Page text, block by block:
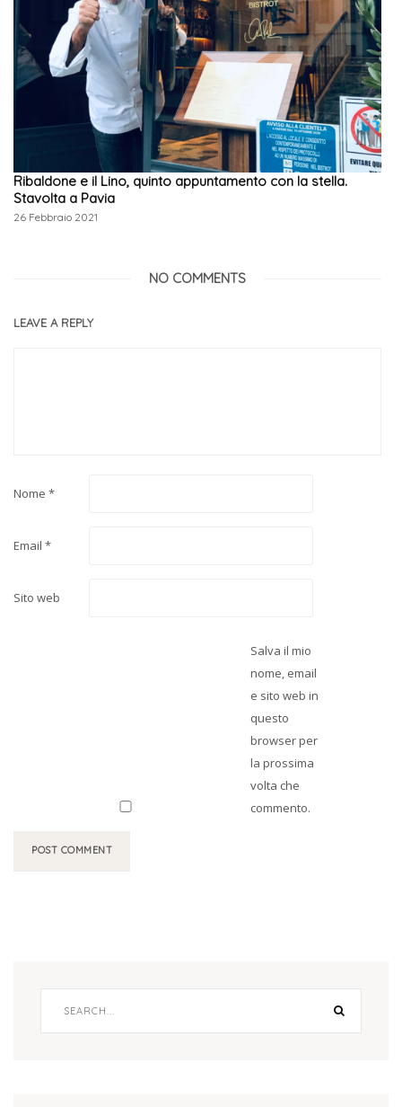
Ribaldone e il Lino, quinto appuntamento con la stella.
Stavolta a Pavia
26 Febbraio 2021
NO COMMENTS
LEAVE A REPLY
Nome *
Email *
Sito web
Salva il mio
nome, email
e sito web in
questo
browser per
la prossima
volta che
commento.